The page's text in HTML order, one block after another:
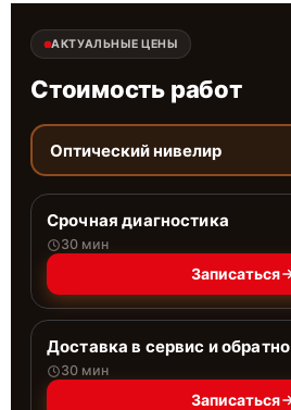
АКТУАЛЬНЫЕ ЦЕНЫ
Стоимость работ
Оптический нивелир
Срочная диагностика
30 мин
Записаться
Доставка в сервис и обратно
30 мин
Записаться